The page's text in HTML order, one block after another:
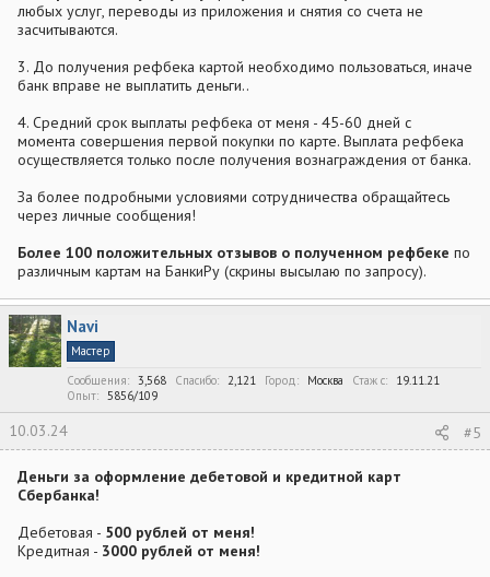
любых услуг, переводы из приложения и снятия со счета не
засчитываются.
3. До получения рефбека картой необходимо пользоваться, иначе
банк вправе не выплатить деньги..
4. Средний срок выплаты рефбека от меня - 45-60 дней с
момента совершения первой покупки по карте. Выплата рефбека
осуществляется только после получения вознаграждения от банка.
За более подробными условиями сотрудничества обращайтесь
через личные сообщения!
Более 100 положительных отзывов о полученном рефбеке по
различным картам на БанкиРу (скрины высылаю по запросу).
Navi
Мастер
Сообщения
3,568 Спасибо 2,121 Город Москва Стаж c
19.11.21
Опыт
5856/109
10.03.24 #5
Деньги за оформление дебетовой и кредитной карт
Сбербанка!
Дебетовая - 500 рублей от меня!
Кредитная - 3000 рублей от меня!